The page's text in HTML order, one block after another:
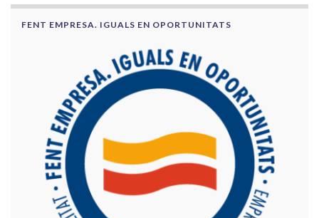
FENT EMPRESA. IGUALS EN OPORTUNITATS